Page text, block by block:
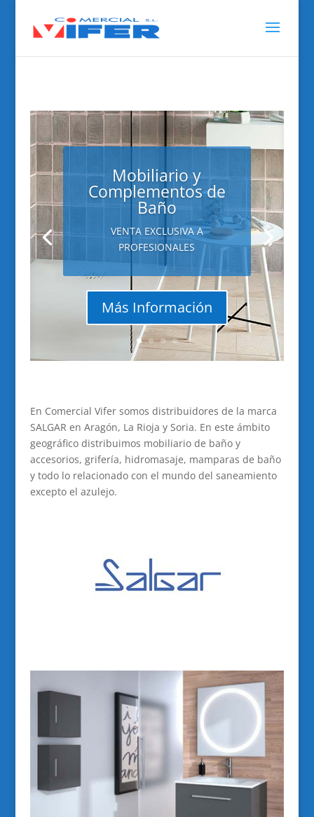
Mobiliario y
Complementos de
Baño
VENTA EXCLUSIVA A
PROFESIONALES
Más Información
En Comercial Vifer somos distribuidores de la marca
SALGAR en Aragón, La Rioja y Soria. En este ámbito
geográfico distribuimos mobiliario de baño y
accesorios, grifería, hidromasaje, mamparas de baño
y todo lo relacionado con el mundo del saneamiento
excepto el azulejo.